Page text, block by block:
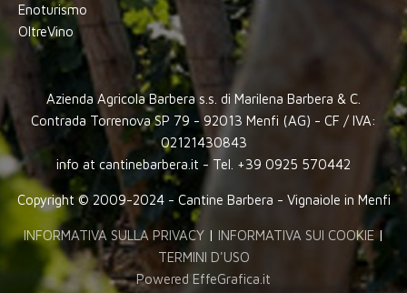
Enoturismo
OltreVino
Azienda Agricola Barbera s.s. di Marilena Barbera & C.
Contrada Torrenova SP 79 - 92013 Menfi (AG) - CF / IVA:
02121430843
info at cantinebarbera.it - Tel. +39 0925 570442
Copyright © 2009-2024 - Cantine Barbera - Vignaiole in Menfi
INFORMATIVA SULLA PRIVACY| INFORMATIVA SUI COOKIE|
TERMINI D'USO
Powered EffeGrafica.it